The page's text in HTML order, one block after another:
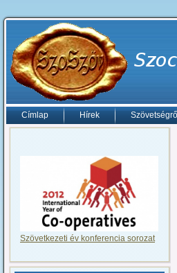
Címlap Hírek Szövetségről
Szövetkezeti év konferencia sorozat